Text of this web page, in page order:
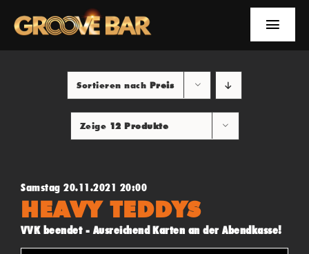
Inhalt
springen
Toggle
EVENTS
NEWS
YOUTUBE
INFOS
SUCHE
Sortieren nach Preis
Zeige 12 Produkte
Samstag 20.11.2021 20:00
HEAVY TEDDYS
VVK beendet - Ausreichend Karten an der Abendkasse!